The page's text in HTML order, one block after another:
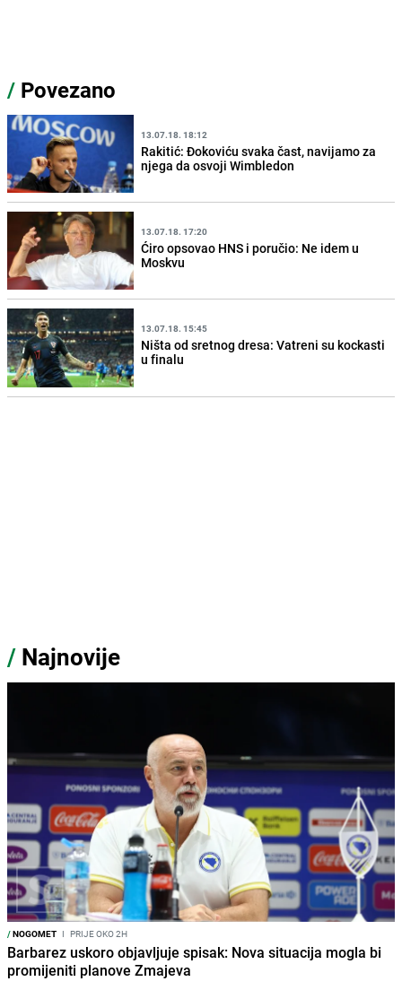
/ Povezano
13.07.18. 18:12
Rakitić: Đokoviću svaka čast, navijamo za
njega da osvoji Wimbledon
13.07.18. 17:20
Ćiro opsovao HNS i poručio: Ne idem u
Moskvu
13.07.18. 15:45
Ništa od sretnog dresa: Vatreni su kockasti
u finalu
/ Najnovije
/NOGOMET I PRIJE OKO 2H
Barbarez uskoro objavljuje spisak: Nova situacija mogla bi
promijeniti planove Zmajeva